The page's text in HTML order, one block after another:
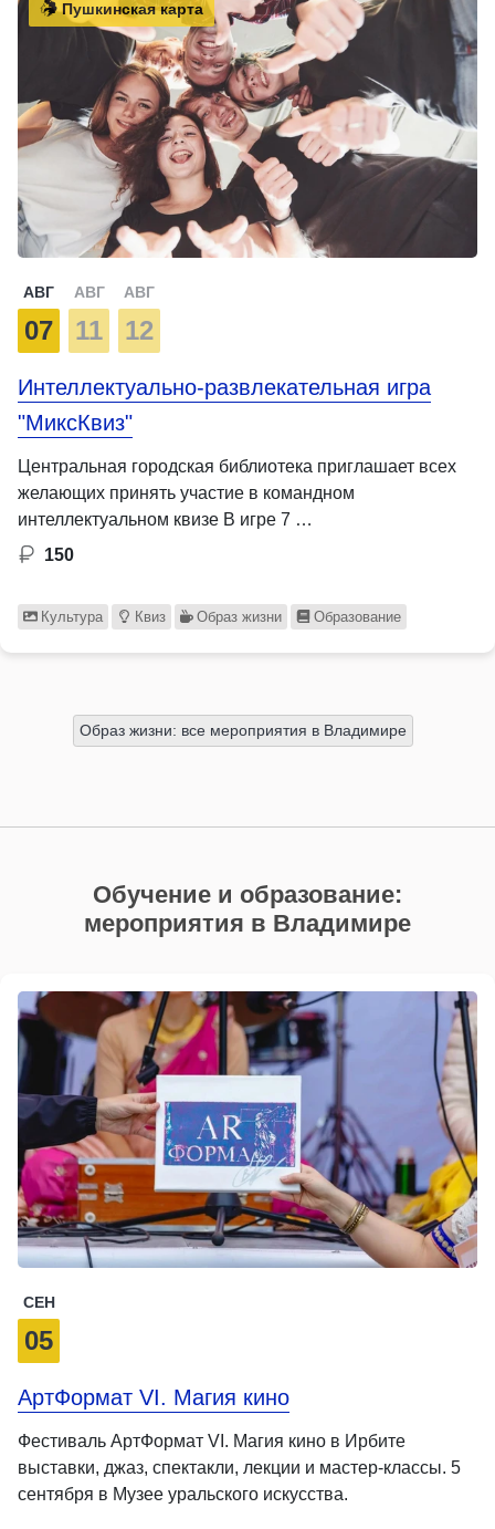
Пушкинская карта
АВГ
07
АВГ
11
АВГ
12
Интеллектуально-развлекательная игра
"МиксКвиз"
Центральная городская библиотека приглашает всех
желающих принять участие в командном
интеллектуальном квизе В игре 7 …
150
Культура Квиз Образ жизни Образование
Образ жизни: все мероприятия в Владимире
Обучение и образование:
мероприятия в Владимире
СЕН
05
АртФормат VI. Магия кино
Фестиваль АртФормат VI. Магия кино в Ирбите
выставки, джаз, спектакли, лекции и мастер-классы. 5
сентября в Музее уральского искусства.